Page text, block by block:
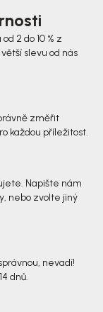
2 do 10 % z
slevu od nás
změřit
každou příležitost.
Napište nám
nebo zvolte jiný
nevadí!
dnů.